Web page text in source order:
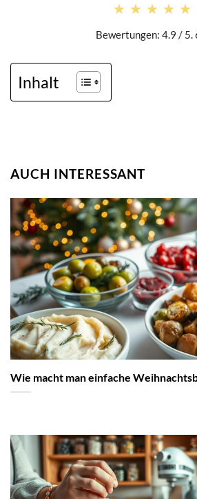
★★★★★
★★★★★
Bewertungen: 4.9 / 5.
Inhalt
AUCH INTERESSANT
Wie macht man einfache